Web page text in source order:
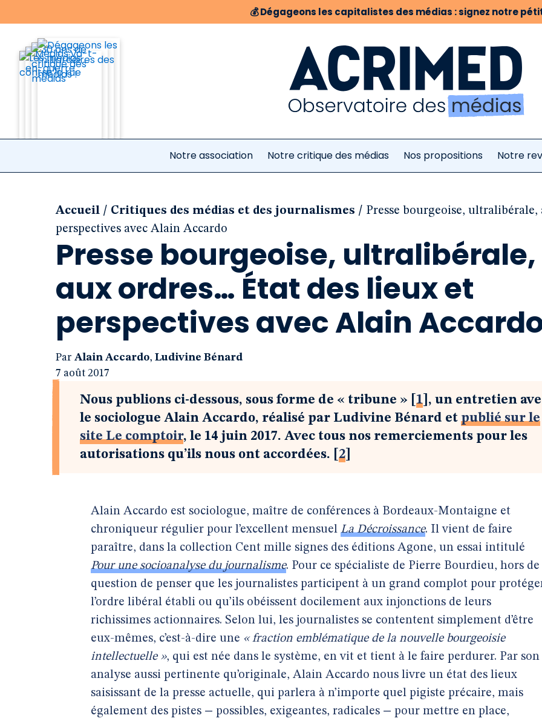
💰Dégageons les capitalistes des médias : signez notre
Notre association Notre critique des médias Nos propositions Notre
Accueil / Critiques des médias et des journalismes / Presse bourgeoise,
perspectives avec Alain Accardo
Presse bourgeoise, ultralibérale,
aux ordres… État des lieux et
perspectives avec Alain
Par Alain Accardo, Ludivine Bénard
7 août 2017
Nous publions ci-dessous, sous forme de « tribune » 1 , un entretien
le sociologue Alain Accardo, réalisé par Ludivine Bénard et publié sur le
site Le comptoir, le 14 juin 2017. Avec tous nos remerciements pour les
autorisations qu’ils nous ont accordées.
2
Alain Accardo est sociologue, maître de conférences à Bordeaux-Montaigne et
chroniqueur régulier pour l’excellent mensuel La Décroissance. Il vient de faire
paraître, dans la collection Cent mille signes des éditions Agone, un essai intitulé
Pour une socioanalyse du journalisme. Pour ce spécialiste de Pierre Bourdieu, hors de
question de penser que les journalistes participent à un grand complot pour
l’ordre libéral établi ou qu’ils obéissent docilement aux injonctions de leurs
richissimes actionnaires. Selon lui, les journalistes se contentent simplement d’être
eux-mêmes, c’est-à-dire une « fraction emblématique de la nouvelle bourgeoisie
intellectuelle », qui est née dans le système, en vit et tient à le faire perdurer. Par son
analyse aussi pertinente qu’originale, Alain Accardo nous livre un état des lieux
saisissant de la presse actuelle, qui parlera à n’importe quel pigiste précaire, mais
également des pistes − possibles, exigeantes, radicales − pour mettre en place,